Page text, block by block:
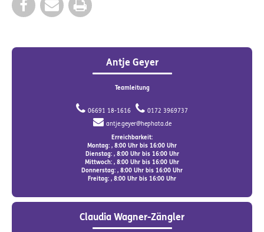
Antje Geyer
Teamleitung
06691 18-1616
0172 3969737
antje.geyer@hephata.de
Erreichbarkeit:
Montag: , 8:00 Uhr bis 16:00 Uhr
Dienstag: , 8:00 Uhr bis 16:00 Uhr
Mittwoch: , 8:00 Uhr bis 16:00 Uhr
Donnerstag: , 8:00 Uhr bis 16:00 Uhr
Freitag: , 8:00 Uhr bis 16:00 Uhr
Claudia Wagner-Zängler